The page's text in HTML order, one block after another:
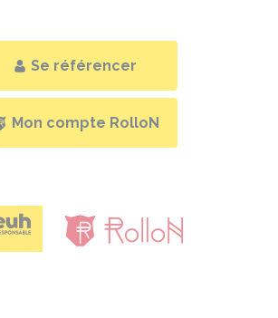
Se référencer
Mon compte RolloN